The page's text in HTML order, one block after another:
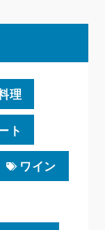
理
ト
ワイン